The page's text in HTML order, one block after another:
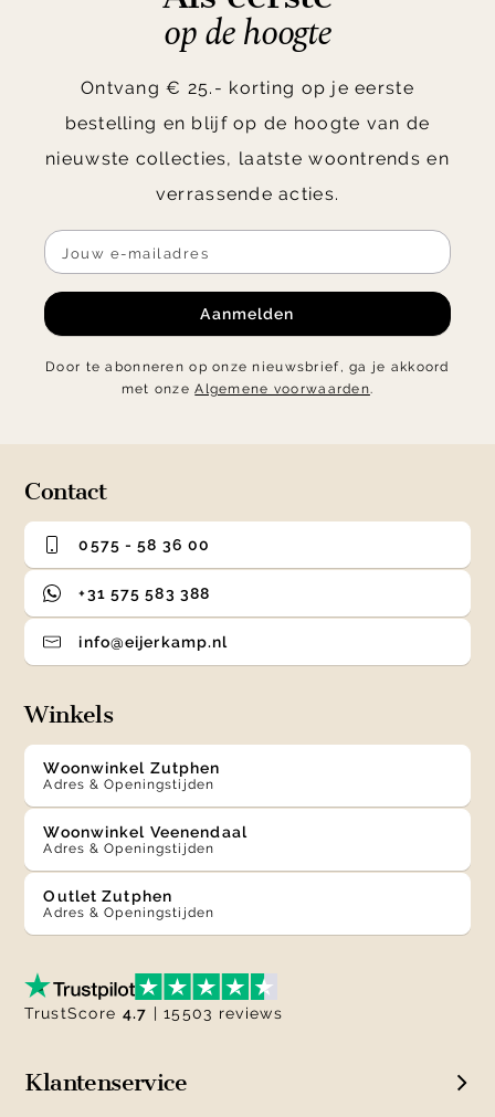
op de hoogte
Ontvang € 25.- korting op je eerste
bestelling en blijf op de hoogte van de
nieuwste collecties, laatste woontrends en
verrassende acties.
Aanmelden
Door te abonneren op onze nieuwsbrief, ga je akkoord
met onzeAlgemene voorwaarden.
Contact
0575 - 58 36 00
+31 575 583 388
info@eijerkamp.nl
Winkels
Woonwinkel Zutphen
Adres & Openingstijden
Woonwinkel Veenendaal
Adres & Openingstijden
Outlet Zutphen
Adres & Openingstijden
Klantenservice
TrustScore 4.7 | 15503 reviews